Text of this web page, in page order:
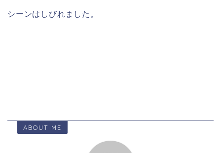
シーンはしびれました。
ABOUT ME